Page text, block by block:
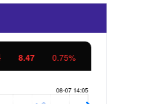
8.47 0.75%